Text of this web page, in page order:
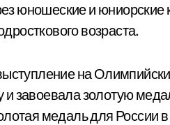
юношеские и юниорские
возраста.
на
и завоевала золотую
медаль для России